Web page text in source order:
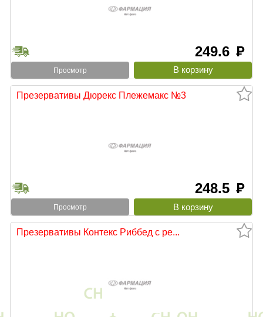
249.6 руб
Просмотр
Презервативы Дюрекс Плежемакс №3
248.5 руб
Просмотр
Презервативы Контекс Риббед с ре...